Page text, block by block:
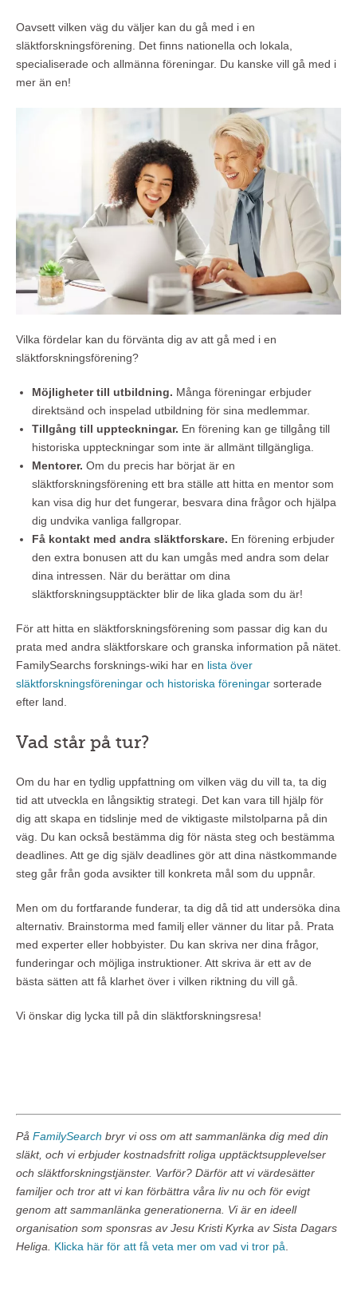
Oavsett vilken väg du väljer kan du gå med i en
släktforskningsförening. Det finns nationella och lokala,
specialiserade och allmänna föreningar. Du kanske vill gå med i
mer än en!
Vilka fördelar kan du förvänta dig av att gå med i en
släktforskningsförening?
Möjligheter till utbildning. Många föreningar erbjuder
direktsänd och inspelad utbildning för sina medlemmar.
Tillgång till uppteckningar. En förening kan ge tillgång till
historiska uppteckningar som inte är allmänt tillgängliga.
Mentorer. Om du precis har börjat är en
släktforskningsförening ett bra ställe att hitta en mentor som
kan visa dig hur det fungerar, besvara dina frågor och hjälpa
dig undvika vanliga fallgropar.
Få kontakt med andra släktforskare. En förening erbjuder
den extra bonusen att du kan umgås med andra som delar
dina intressen. När du berättar om dina
släktforskningsupptäckter blir de lika glada som du är!
För att hitta en släktforskningsförening som passar dig kan du
prata med andra släktforskare och granska information på nätet.
FamilySearchs forsknings-wiki har en lista över
släktforskningsföreningar och historiska föreningar sorterade
efter land.
Vad står på tur?
Om du har en tydlig uppfattning om vilken väg du vill ta, ta dig
tid att utveckla en långsiktig strategi. Det kan vara till hjälp för
dig att skapa en tidslinje med de viktigaste milstolparna på din
väg. Du kan också bestämma dig för nästa steg och bestämma
deadlines. Att ge dig själv deadlines gör att dina nästkommande
steg går från goda avsikter till konkreta mål som du uppnår.
Men om du fortfarande funderar, ta dig då tid att undersöka dina
alternativ. Brainstorma med familj eller vänner du litar på. Prata
med experter eller hobbyister. Du kan skriva ner dina frågor,
funderingar och möjliga instruktioner. Att skriva är ett av de
bästa sätten att få klarhet över i vilken riktning du vill gå.
Vi önskar dig lycka till på din släktforskningsresa!
På FamilySearch bryr vi oss om att sammanlänka dig med din
släkt, och vi erbjuder kostnadsfritt roliga upptäcktsupplevelser
och släktforskningstjänster. Varför? Därför att vi värdesätter
familjer och tror att vi kan förbättra våra liv nu och för evigt
genom att sammanlänka generationerna. Vi är en ideell
organisation som sponsras av Jesu Kristi Kyrka av Sista Dagars
Heliga. Klicka här för att få veta mer om vad vi tror på